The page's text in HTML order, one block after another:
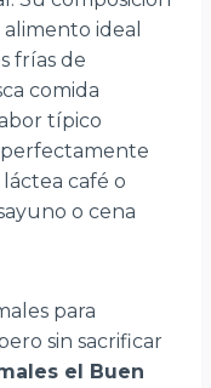
ideal
frías de
comida
típico
perfectamente
café o
o cena
para
sin sacrificar
el Buen